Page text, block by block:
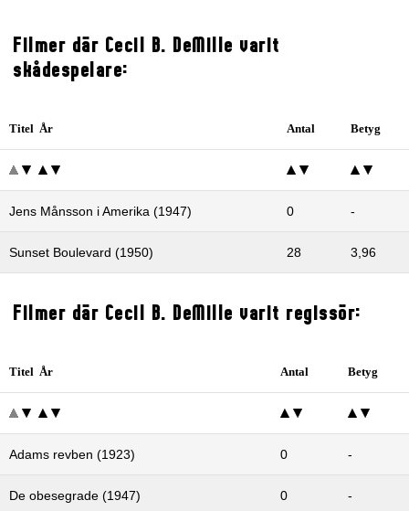
Filmer där Cecil B. DeMille varit
skådespelare:
Titel År Antal Betyg
Jens Månsson i Amerika (1947) 0 -
Sunset Boulevard (1950) 28 3,96
Filmer där Cecil B. DeMille varit regissör:
Titel År Antal Betyg
Adams revben (1923) 0 -
De obesegrade (1947) 0 -